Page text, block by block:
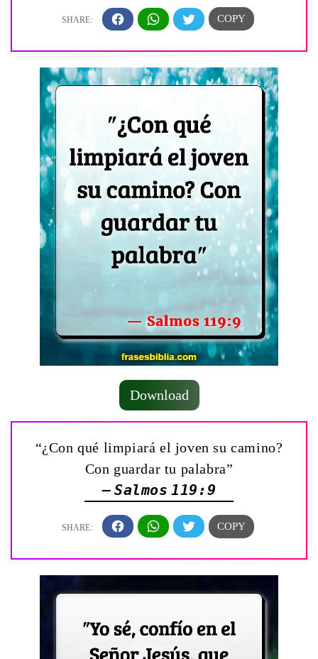
Download
“¿Con qué limpiará el joven su camino?
Con guardar tu palabra”
— Salmos 119:9